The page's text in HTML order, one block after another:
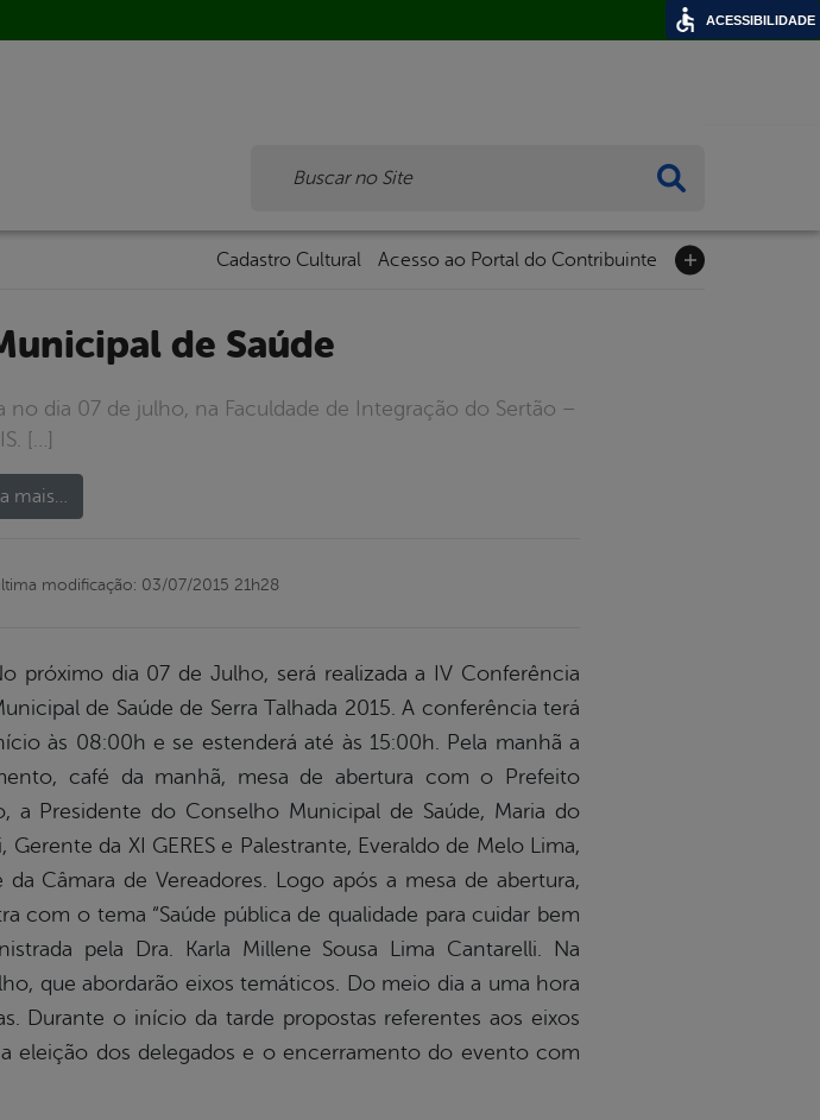
Cadastro Cultural Acesso ao Portal do Contribuinte
de Saúde
dia 07 de julho, na Faculdade de Integração do Sertão –
[…]
mais…
modificação: 03/07/2015 21h28
próximo dia 07 de Julho, será realizada a IV Conferência
de Saúde de Serra Talhada 2015. A conferência terá
às 08:00h e se estenderá até às 15:00h. Pela manhã a
café da manhã, mesa de abertura com o Prefeito
a Presidente do Conselho Municipal de Saúde, Maria do
da XI GERES e Palestrante, Everaldo de Melo Lima,
Câmara de Vereadores. Logo após a mesa de abertura,
com o tema “Saúde pública de qualidade para cuidar bem
pela Dra. Karla Millene Sousa Lima Cantarelli. Na
que abordarão eixos temáticos. Do meio dia a uma hora
Durante o início da tarde propostas referentes aos eixos
eleição dos delegados e o encerramento do evento com
ACESSIBILIDADE